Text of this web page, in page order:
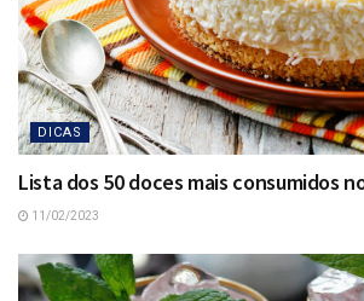
DICAS
Lista dos 50 doces mais consumidos
11/02/2023